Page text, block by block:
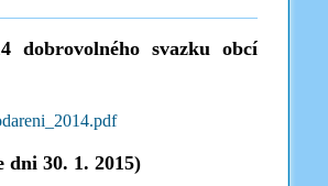
dobrovolného svazku obcí
dni 30. 1. 2015)